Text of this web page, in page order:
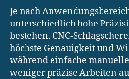
Je nach
unterschiedlich hohe
bestehen. CNC-
höchste Genauigkeit und
während einfache
weniger präzise Arbeiten